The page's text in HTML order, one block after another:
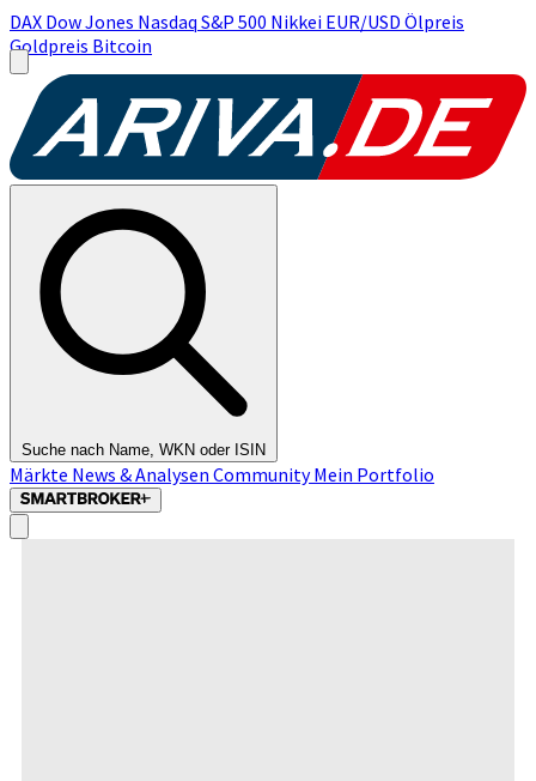
DAX Dow Jones Nasdaq S&P 500 Nikkei EUR/USD Ölpreis
Goldpreis Bitcoin
Suche nach Name, WKN oder ISIN
Märkte News & Analysen CommunityMein Portfolio